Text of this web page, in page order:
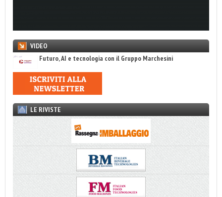
VIDEO
Futuro, AI e tecnologia con il Gruppo Marchesini
LE RIVISTE